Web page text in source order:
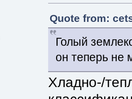
Quote from:
Голый
он теперь
Хладно-/